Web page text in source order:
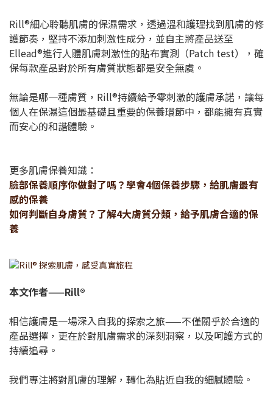
Rill®細心聆聽肌膚的保濕需求，透過溫和護理找到肌膚的修
護節奏，堅持不添加刺激性成分，並自主將產品送至
Ellead®進行人體肌膚刺激性的貼布實測（Patch test），確
保每款產品對於所有膚質狀態都是安全無虞。
無論是哪一種膚質，Rill®持續給予零刺激的護膚承諾，讓每
個人在保濕這個最基礎且重要的保養環節中，都能擁有真實
而安心的和諧體驗。
更多肌膚保養知識：
臉部保養順序你做對了嗎？學會4個保養步驟，給肌膚最有
感的保養
如何判斷自身膚質？了解4大膚質分類，給予肌膚合適的保
養
本文作者——Rill®
相信護膚是一場深入自我的探索之旅——不僅關乎於合適的
產品選擇，更在於對肌膚需求的深刻洞察，以及呵護方式的
持續追尋。
我們專注將對肌膚的理解，轉化為貼近自我的細膩體驗。